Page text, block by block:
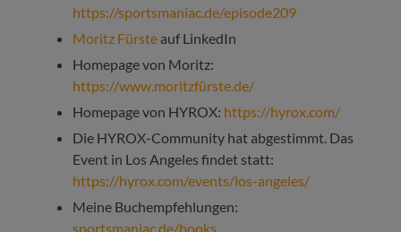
https://sportsmaniac.de/episode209
Moritz Fürste auf LinkedIn
Homepage von Moritz:
https://www.moritzfürste.de/
Homepage von HYROX: https://hyrox.com/
Die HYROX-Community hat abgestimmt. Das
Event in Los Angeles findet statt:
https://hyrox.com/events/los-angeles/
Meine Buchempfehlungen:
sportsmaniac.de/books